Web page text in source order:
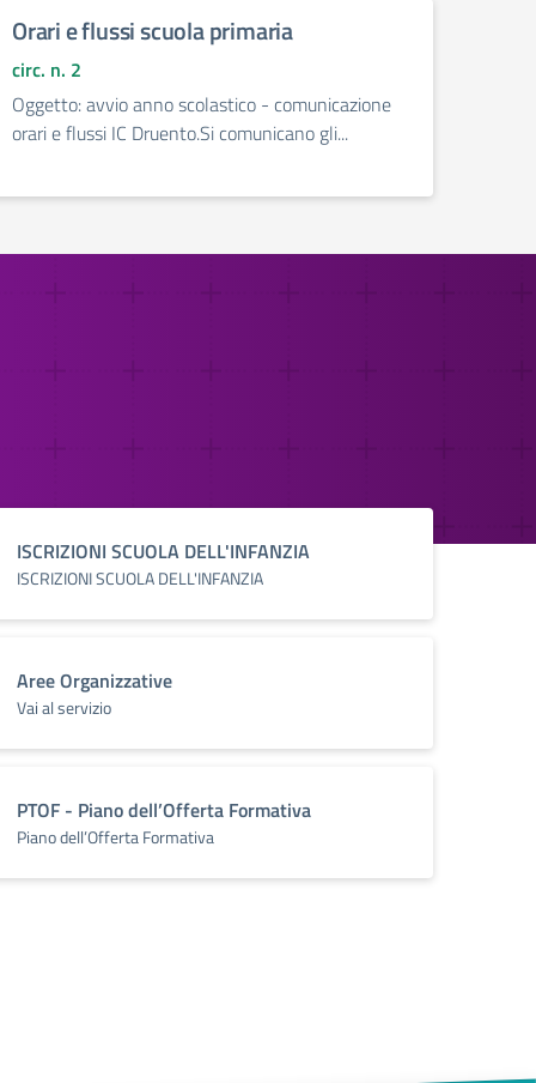
Orari e flussi scuola primaria
circ. n. 2
Oggetto: avvio anno scolastico - comunicazione
orari e flussi IC Druento.Si comunicano gli...
ISCRIZIONI SCUOLA DELL'INFANZIA
ISCRIZIONI SCUOLA DELL'INFANZIA
Aree Organizzative
Vai al servizio
PTOF - Piano dell’Offerta Formativa
Piano dell’Offerta Formativa